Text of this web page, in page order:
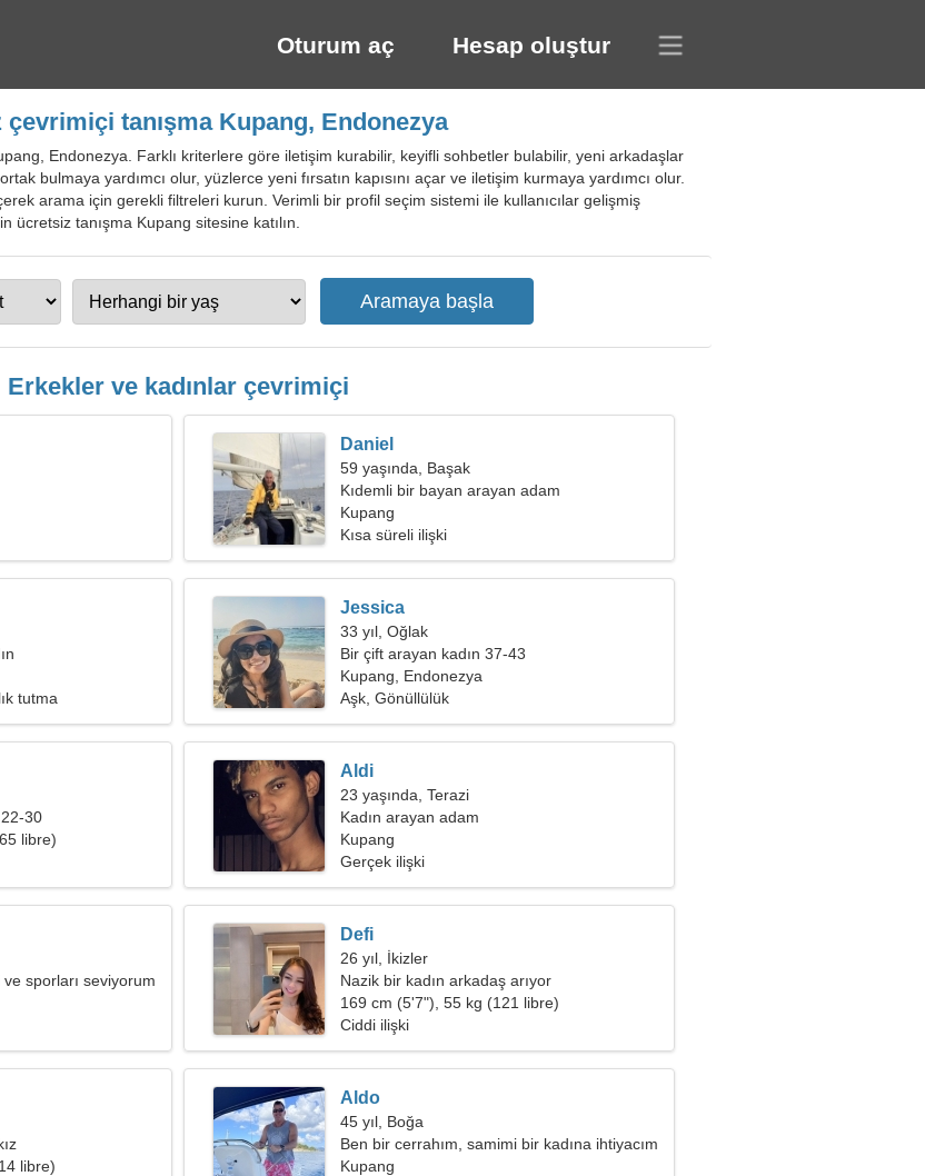
Oturum aç Hesap oluştur
çevrimiçi tanışma Kupang, Endonezya
Endonezya. Farklı kriterlere göre iletişim kurabilir, keyifli sohbetler bulabilir, yeni arkadaşlar
bulmaya yardımcı olur, yüzlerce yeni fırsatın kapısını açar ve iletişim kurmaya yardımcı olur.
arama için gerekli filtreleri kurun. Verimli bir profil seçim sistemi ile kullanıcılar gelişmiş
ücretsiz tanışma Kupang sitesine katılın.
Erkekler ve kadınlar çevrimiçi
Daniel
59 yaşında, Başak
Kıdemli bir bayan arayan adam
Kupang
Kısa süreli ilişki
tutma
Jessica
33 yıl, Oğlak
Bir çift arayan kadın 37-43
Kupang, Endonezya
Aşk, Gönüllülük
30
libre)
Aldi
23 yaşında, Terazi
Kadın arayan adam
Kupang
Gerçek ilişki
sporları seviyorum
Defi
26 yıl, İkizler
Nazik bir kadın arkadaş arıyor
169 cm (5'7"), 55 kg (121 libre)
Ciddi ilişki
libre)
Aldo
45 yıl, Boğa
Ben bir cerrahım, samimi bir kadına ihtiyacım
var
Kupang